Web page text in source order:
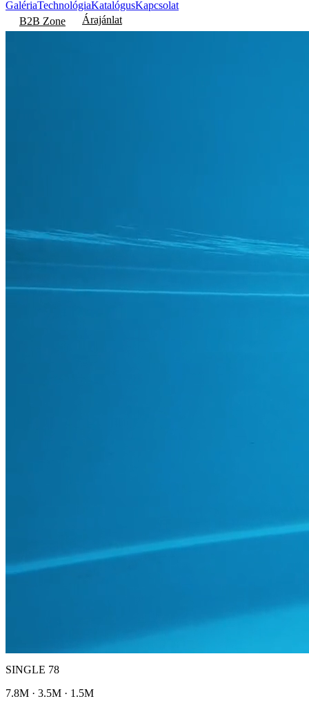
GalériaTechnológiaKatalógusKapcsolat
B2B Zone
Árajánlat
SINGLE 78
7.8M · 3.5M · 1.5M